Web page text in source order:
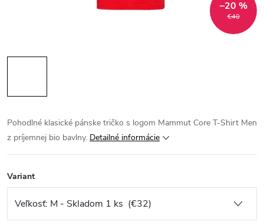
€40
–20 %
Pohodlné klasické pánske tričko s logom Mammut Core T-Shirt Men
z príjemnej bio bavlny. Detailné informácie
Variant